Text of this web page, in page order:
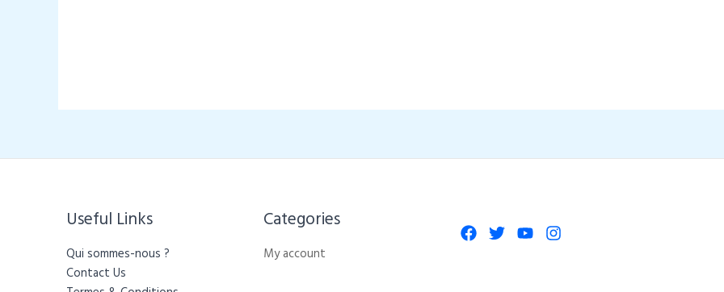
Useful Links
Qui sommes-nous ?
Contact Us
Categories​
My account